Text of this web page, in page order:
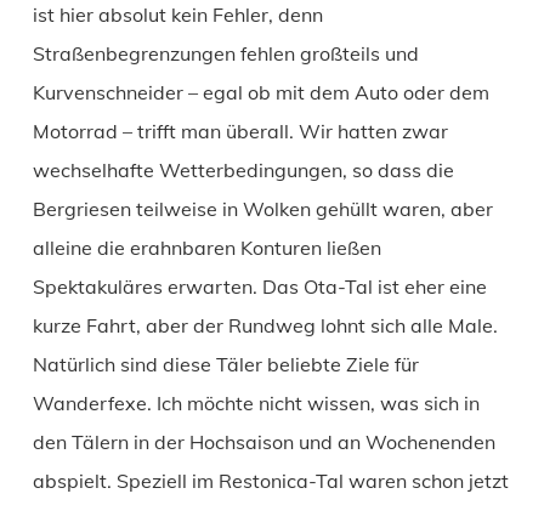
ist hier absolut kein Fehler, denn
Straßenbegrenzungen fehlen großteils und
Kurvenschneider – egal ob mit dem Auto oder dem
Motorrad – trifft man überall. Wir hatten zwar
wechselhafte Wetterbedingungen, so dass die
Bergriesen teilweise in Wolken gehüllt waren, aber
alleine die erahnbaren Konturen ließen
Spektakuläres erwarten. Das Ota-Tal ist eher eine
kurze Fahrt, aber der Rundweg lohnt sich alle Male.
Natürlich sind diese Täler beliebte Ziele für
Wanderfexe. Ich möchte nicht wissen, was sich in
den Tälern in der Hochsaison und an Wochenenden
abspielt. Speziell im Restonica-Tal waren schon jetzt